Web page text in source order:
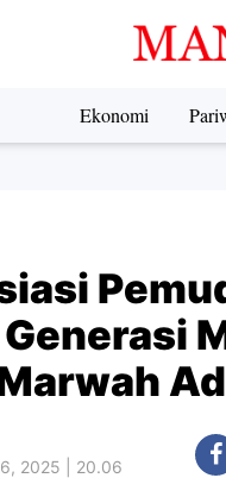
Ekonomi
2025 | 20.06